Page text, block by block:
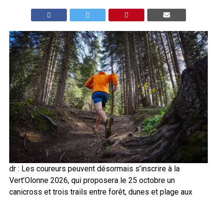
dr : Les coureurs peuvent désormais s’inscrire à la
Vert’Olonne 2026, qui proposera le 25 octobre un
canicross et trois trails entre forêt, dunes et plage aux